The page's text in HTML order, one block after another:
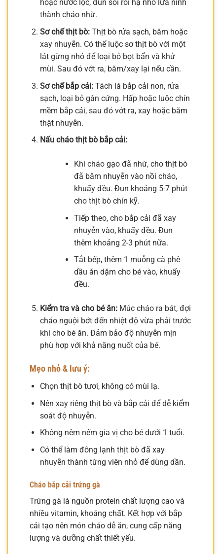
hoặc nước lọc, đun sôi rồi hạ nhỏ lửa ninh
thành cháo nhừ.
Sơ chế thịt bò:Thịt bò rửa sạch, băm hoặc
xay nhuyễn. Có thể luộc sơ thịt bò với một
lát gừng nhỏ để loại bỏ bọt bẩn và khử
mùi. Sau đó vớt ra, băm/xay lại nếu cần.
Sơ chế bắp cải:Tách lá bắp cải non, rửa
sạch, loại bỏ gân cứng. Hấp hoặc luộc chín
mềm bắp cải, sau đó vớt ra, xay hoặc băm
thật nhuyễn.
Nấu cháo thịt bò bắp cải:
Khi cháo gạo đã nhừ, cho thịt bò
đã băm nhuyễn vào nồi cháo,
khuấy đều. Đun khoảng 5-7 phút
cho thịt bò chín kỹ.
Tiếp theo, cho bắp cải đã xay
nhuyễn vào, khuấy đều. Đun
thêm khoảng 2-3 phút nữa.
Tắt bếp, thêm 1 muỗng cà phê
dầu ăn dặm cho bé vào, khuấy
đều.
Kiểm tra và cho bé ăn:Múc cháo ra bát, đợi
cháo nguội bớt đến nhiệt độ vừa phải trước
khi cho bé ăn. Đảm bảo độ nhuyễn mịn
phù hợp với khả năng nuốt của bé.
Mẹo nhỏ & lưu ý:
Chọn thịt bò tươi, không có mùi lạ.
Nên xay riêng thịt bò và bắp cải để dễ kiểm
soát độ nhuyễn.
Không nêm nếm gia vị cho bé dưới 1 tuổi.
Có thể làm đông lạnh thịt bò đã xay
nhuyễn thành từng viên nhỏ để dùng dần.
Cháo bắp cải trứng gà
Trứng gà là nguồn protein chất lượng cao và
nhiều vitamin, khoáng chất. Kết hợp với bắp
cải tạo nên món cháo dễ ăn, cung cấp năng
lượng và dưỡng chất thiết yếu.